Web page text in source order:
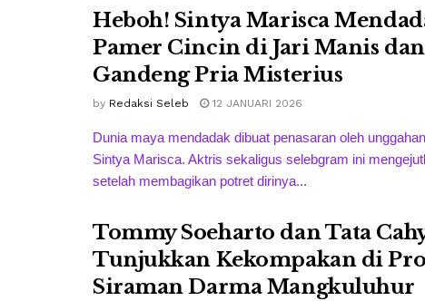
Heboh! Sintya Marisca
Pamer Cincin di Jari Manis dan
Gandeng Pria Misterius
by Redaksi Seleb 12 JANUARI 2026
Dunia maya mendadak dibuat penasaran oleh
Sintya Marisca. Aktris sekaligus selebgram ini
setelah membagikan potret dirinya...
Tommy Soeharto dan Tata
Tunjukkan Kekompakan di
Siraman Darma Mangkuluhur